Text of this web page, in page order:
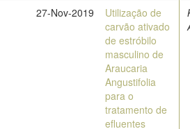
27-Nov-2019
Utilização de
carvão ativado
de estróbilo
masculino de
Araucaria
Angustifolia
para o
tratamento de
efluentes